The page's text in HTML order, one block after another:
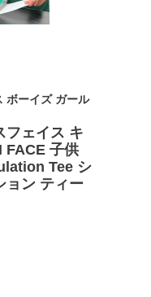
ボーイズ ガール
フェイス キ
FACE 子供
Tee シ
ョン ティー